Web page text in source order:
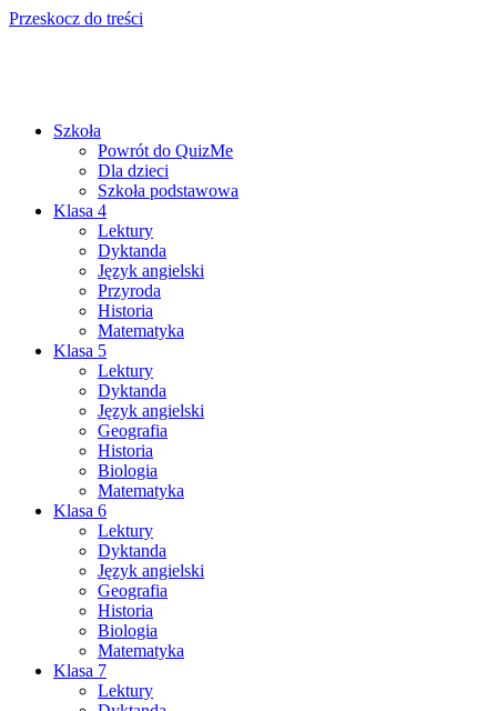
Przeskocz do treści
Szkoła
Powrót do QuizMe
Dla dzieci
Szkoła podstawowa
Klasa 4
Lektury
Dyktanda
Język angielski
Przyroda
Historia
Matematyka
Klasa 5
Lektury
Dyktanda
Język angielski
Geografia
Historia
Biologia
Matematyka
Klasa 6
Lektury
Dyktanda
Język angielski
Geografia
Historia
Biologia
Matematyka
Klasa 7
Lektury